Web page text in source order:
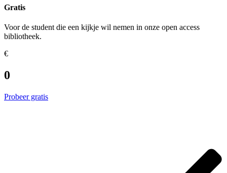
Gratis
Voor de student die een kijkje wil nemen in onze open access
bibliotheek.
€
0
Probeer gratis